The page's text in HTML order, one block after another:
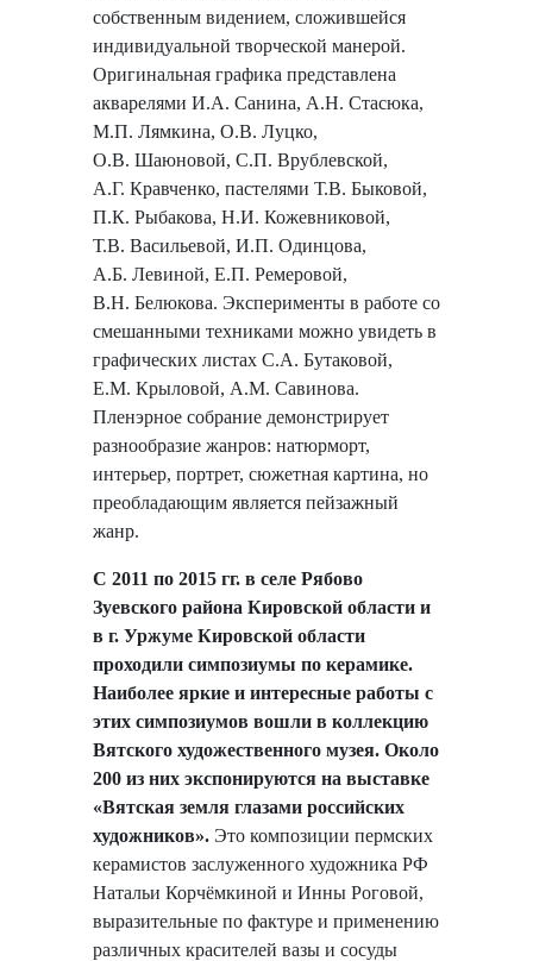
собственным видением, сложившейся
индивидуальной творческой манерой.
Оригинальная графика представлена
акварелями И.А. Санина, А.Н. Стасюка,
М.П. Лямкина, О.В. Луцко,
О.В. Шаюновой, С.П. Врублевской,
А.Г. Кравченко, пастелями Т.В. Быковой,
П.К. Рыбакова, Н.И. Кожевниковой,
Т.В. Васильевой, И.П. Одинцова,
А.Б. Левиной, Е.П. Ремеровой,
В.Н. Белюкова. Эксперименты в работе со
смешанными техниками можно увидеть в
графических листах С.А. Бутаковой,
Е.М. Крыловой, А.М. Савинова.
Пленэрное собрание демонстрирует
разнообразие жанров: натюрморт,
интерьер, портрет, сюжетная картина, но
преобладающим является пейзажный
жанр.
С 2011 по 2015 гг. в селе Рябово
Зуевского района Кировской области и
в г. Уржуме Кировской области
проходили симпозиумы по керамике.
Наиболее яркие и интересные работы с
этих симпозиумов вошли в коллекцию
Вятского художественного музея. Около
200 из них экспонируются на выставке
«Вятская земля глазами российских
художников». Это композиции пермских
керамистов заслуженного художника РФ
Натальи Корчёмкиной и Инны Роговой,
выразительные по фактуре и применению
различных красителей вазы и сосуды